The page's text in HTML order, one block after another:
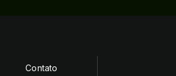
Contato